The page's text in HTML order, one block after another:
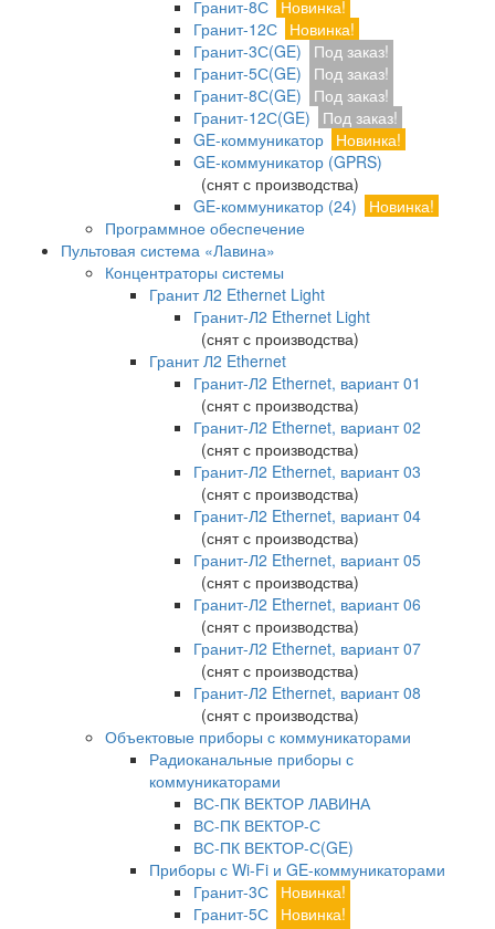
Гранит-8С Новинка!
Гранит-12С Новинка!
Гранит-3С(GE)
Под заказ!
Гранит-5С(GE)
Под заказ!
Гранит-8С(GE)
Под заказ!
Гранит-12С(GE)
Под заказ!
GE-коммуникатор Новинка!
GE-коммуникатор (GPRS)
(снят с производства)
GE-коммуникатор (24)
Новинка!
Программное обеспечение
Пультовая система «Лавина»
Концентраторы системы
Гранит Л2 Ethernet Light
Гранит-Л2 Ethernet Light
(снят с производства)
Гранит Л2 Ethernet
Гранит-Л2 Ethernet, вариант 01
(снят с производства)
Гранит-Л2 Ethernet, вариант 02
(снят с производства)
Гранит-Л2 Ethernet, вариант 03
(снят с производства)
Гранит-Л2 Ethernet, вариант 04
(снят с производства)
Гранит-Л2 Ethernet, вариант 05
(снят с производства)
Гранит-Л2 Ethernet, вариант 06
(снят с производства)
Гранит-Л2 Ethernet, вариант 07
(снят с производства)
Гранит-Л2 Ethernet, вариант 08
(снят с производства)
Объектовые приборы с коммуникаторами
Радиоканальные приборы с
коммуникаторами
ВС-ПК ВЕКТОР ЛАВИНА
ВС-ПК ВЕКТОР-С
ВС-ПК ВЕКТОР-С(GE)
Приборы с Wi-Fi и GE-коммуникаторами
Гранит-3С Новинка!
Гранит-5С Новинка!